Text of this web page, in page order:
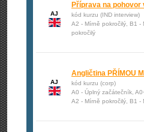
AJ
Příprava na pohovor
kód kurzu (IND interview)
A2 - Mírně pokročilý, B1 -
pokročilý
AJ
Angličtina PŘÍMOU
kód kurzu (corp)
A0 - Úplný začátečník,
A2 - Mírně pokročilý, B1 -